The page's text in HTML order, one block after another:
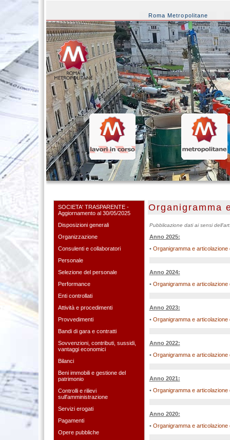
Roma Metropolitane
SOCIETA' TRASPARENTE -
Aggiornamento al 30/05/2025
Disposizioni generali
Organizzazione
Consulenti e collaboratori
Personale
Selezione del personale
Performance
Enti controllati
Attività e procedimenti
Provvedimenti
Bandi di gara e contratti
Sovvenzioni, contributi, sussidi,
vantaggi economici
Bilanci
Beni immobili e gestione del
patrimonio
Controlli e rilievi
sull'amministrazione
Servizi erogati
Pagamenti
Opere pubbliche
Organigramma
Pubblicazione dati ai sensi
Anno 2025:
• Organigramma e articolazione
Anno 2024:
• Organigramma e articolazione
Anno 2023:
• Organigramma e articolazione
Anno 2022:
• Organigramma e articolazione
Anno 2021:
• Organigramma e articolazione
Anno 2020:
• Organigramma e articolazione